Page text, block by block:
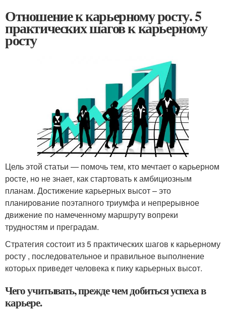
Отношение к карьерному росту. 5
практических шагов к карьерному
росту
Цель этой статьи — помочь тем, кто мечтает о карьерном
росте, но не знает, как стартовать к амбициозным
планам. Достижение карьерных высот – это
планирование поэтапного триумфа и непрерывное
движение по намеченному маршруту вопреки
трудностям и преградам.
Стратегия состоит из 5 практических шагов к карьерному
росту , последовательное и правильное выполнение
которых приведет человека к пику карьерных высот.
Чего учитывать, прежде чем добиться успеха в
карьере.